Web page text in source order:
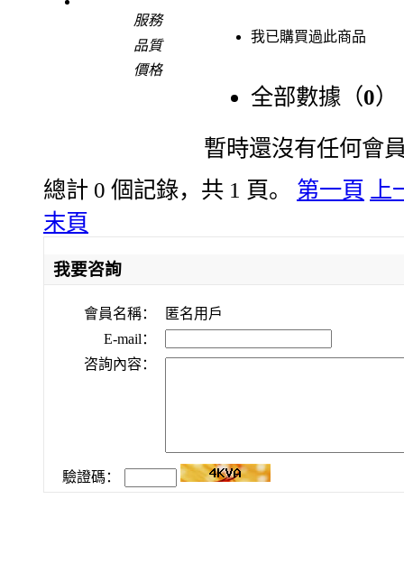
服務
品質
價格
我已購買過此商品
全部數據（0）
暫時還沒有任何會
總計 0 個記錄，共 1 頁。 第一頁
末頁
我要咨詢
會員名稱：
匿名用戶
E-mail：
咨詢內容：
驗證碼：